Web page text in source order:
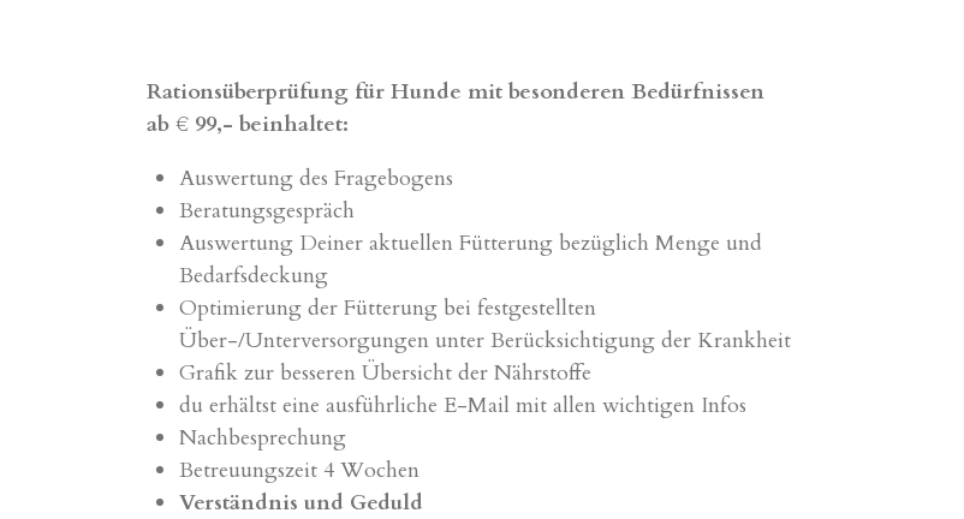
Rationsüberprüfung für Hunde mit besonderen Bedürfnissen
ab € 99,- beinhaltet:
Auswertung des Fragebogens
Beratungsgespräch
Auswertung Deiner aktuellen Fütterung bezüglich Menge und
Bedarfsdeckung
Optimierung der Fütterung bei festgestellten
Über-/Unterversorgungen unter Berücksichtigung der Krankheit
Grafik zur besseren Übersicht der Nährstoffe
du erhältst eine ausführliche E-Mail mit allen wichtigen Infos
Nachbesprechung
Betreuungszeit 4 Wochen
Verständnis und Geduld